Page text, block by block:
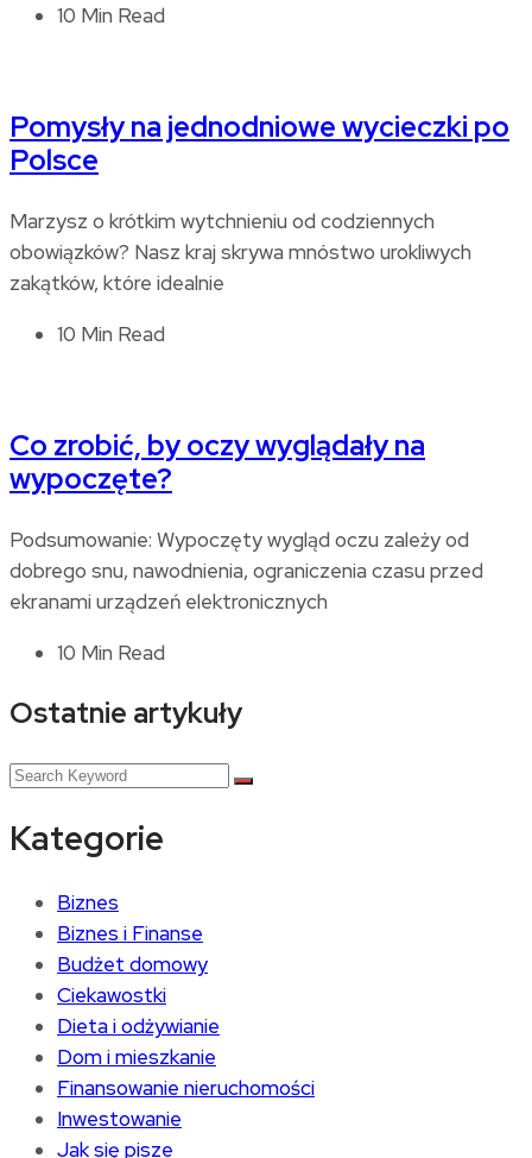
10 Min Read
Pomysły na jednodniowe wycieczki po
Polsce
Marzysz o krótkim wytchnieniu od codziennych
obowiązków? Nasz kraj skrywa mnóstwo urokliwych
zakątków, które idealnie
10 Min Read
Co zrobić, by oczy wyglądały na
wypoczęte?
Podsumowanie: Wypoczęty wygląd oczu zależy od
dobrego snu, nawodnienia, ograniczenia czasu przed
ekranami urządzeń elektronicznych
10 Min Read
Ostatnie artykuły
Kategorie
Biznes
Biznes i Finanse
Budżet domowy
Ciekawostki
Dieta i odżywianie
Dom i mieszkanie
Finansowanie nieruchomości
Inwestowanie
Jak się pisze